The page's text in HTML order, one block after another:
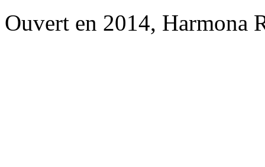
Ouvert en 2014, Harmona